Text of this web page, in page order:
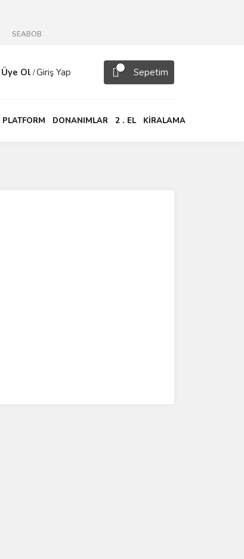
SEABOB
Üye Ol /Giriş Yap Sepetim
PLATFORM DONANIMLAR 2 . EL KİRALAMA